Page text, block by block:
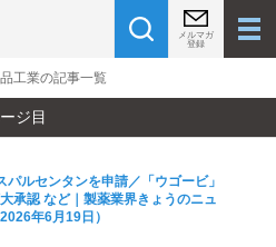
メルマガ
登録
工業の記事一覧
ジ目
ルセンタンを申請／「ウゴービ」
承認 など｜製薬業界きょうのニュ
年6月19日）